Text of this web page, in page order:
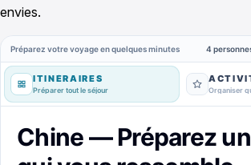
envies.